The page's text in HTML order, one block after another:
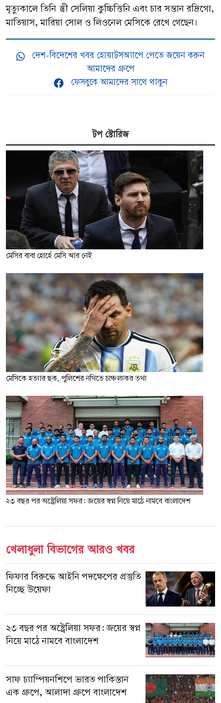
টপ স্টোরিজ
মেসির বাবা হোর্হে মেসি আর নেই
মেসিকে হত্যার ছক, পুলিশের নথিতে চাঞ্চল্যকর তথ্য
২৩ বছর পর অস্ট্রেলিয়া সফর: জয়ের স্বপ্ন নিয়ে মাঠে নামবে বাংলাদেশ
মৃত্যুকালে তিনি স্ত্রী সেলিয়া কুচ্চিত্তিনি এবং চার সন্তান রদ্রিগো,
মাতিয়াস, মারিয়া সোল ও লিওনেল মেসিকে রেখে গেছেন।
দেশ-বিদেশের খবর হোয়াটসঅ্যাপে পেতে জয়েন করুন
আমাদের গ্রুপে
ফেসবুকে আমাদের সাথে থাকুন
খেলাধুলা বিভাগের আরও খবর
ফিফার বিরুদ্ধে আইনি পদক্ষেপের প্রস্তুতি
নিচ্ছে উয়েফা
২৩ বছর পর অস্ট্রেলিয়া সফর: জয়ের স্বপ্ন
নিয়ে মাঠে নামবে বাংলাদেশ
সাফ চ্যাম্পিয়নশিপে ভারত পাকিস্তান
এক গ্রুপে, আলাদা গ্রুপে বাংলাদেশ